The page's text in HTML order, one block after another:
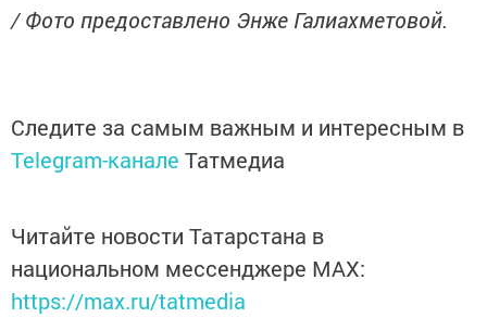
/ Фото предоставлено Энже Галиахметовой.
Следите за самым важным и интересным в
Telegram-канале Татмедиа
Читайте новости Татарстана в
национальном мессенджере MАХ:
https://max.ru/tatmedia